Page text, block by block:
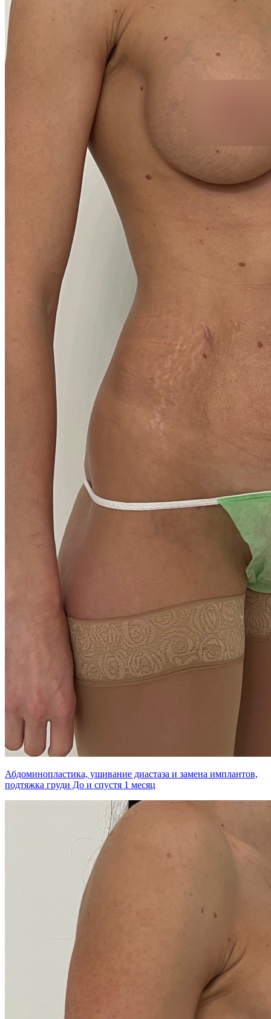
Абдоминопластика, ушивание диастаза и замена имплантов,
подтяжка груди До и спустя 1 месяц